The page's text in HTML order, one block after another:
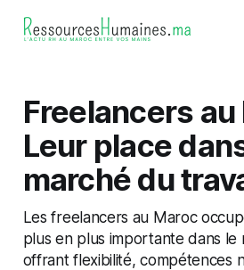
Freelancers au
Leur place
marché du
Les freelancers au Maroc
plus en plus importante dans le
offrant flexibilité, compétences